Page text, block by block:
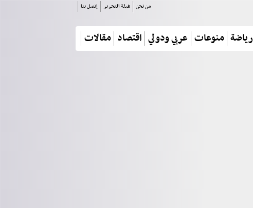
من نحن هيئة التحرير إتصل بنا
رياضة منوعات عربي ودولي اقتصاد مقالات